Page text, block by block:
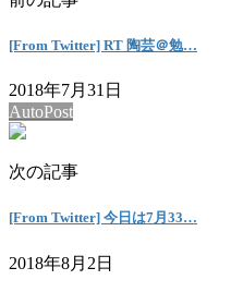
[From Twitter] RT 陶芸＠勉…
2018年7月31日
AutoPost
次の記事
[From Twitter] 今日は7月33…
2018年8月2日